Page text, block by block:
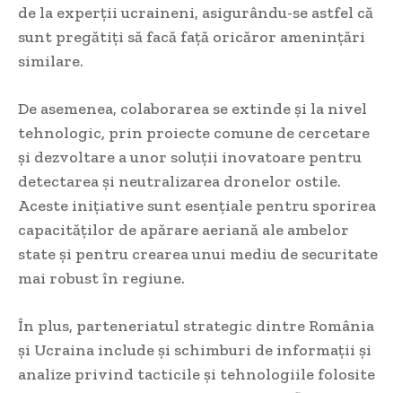
de la experții ucraineni, asigurându-se astfel că
sunt pregătiți să facă față oricăror amenințări
similare.
De asemenea, colaborarea se extinde și la nivel
tehnologic, prin proiecte comune de cercetare
și dezvoltare a unor soluții inovatoare pentru
detectarea și neutralizarea dronelor ostile.
Aceste inițiative sunt esențiale pentru sporirea
capacităților de apărare aeriană ale ambelor
state și pentru crearea unui mediu de securitate
mai robust în regiune.
În plus, parteneriatul strategic dintre România
și Ucraina include și schimburi de informații și
analize privind tacticile și tehnologiile folosite